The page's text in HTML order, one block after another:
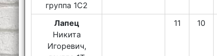
группа 1С2
Лапец
Никита
Игоревич,
11 10